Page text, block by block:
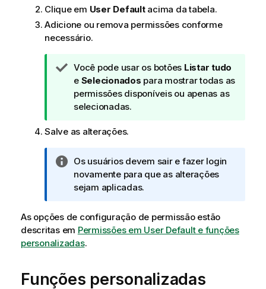
Clique em User Defaultacima da tabela.
Adicione ou remova permissões conforme
necessário.
N
o
t
a
e
i
c
a
Você pode usar os botões Listar tudo
e Selecionados para mostrar todas as
permissões disponíveis ou apenas as
selecionadas.
Salve as alterações.
N
o
t
i
n
f
m
Os usuários devem sair e fazer login
novamente para que as alterações
sejam aplicadas.
As opções de configuração de permissão estão
descritas em Permissões em User Default e funções
personalizadas.
Funções personalizadas